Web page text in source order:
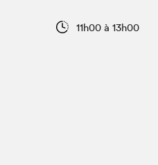
Vidéos et balados11h00 à 13h00